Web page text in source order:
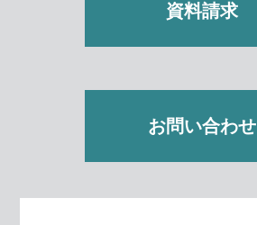
資料請求
お問い合わせ